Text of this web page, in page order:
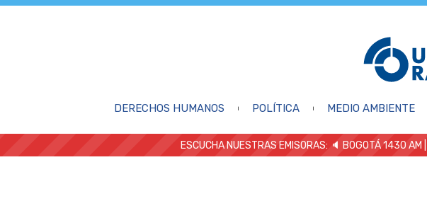
DERECHOS HUMANOS POLÍTICA MEDIO AMBIENTE
ESCUCHA NUESTRAS EMISORAS: 🔈 BOGOTÁ 1430 AM